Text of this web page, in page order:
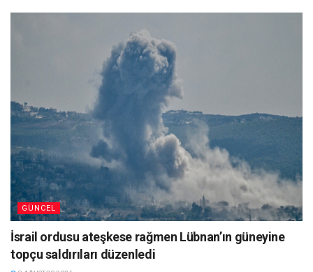
GÜNCEL
İsrail ordusu ateşkese rağmen Lübnan’ın güneyine
topçu saldırıları düzenledi